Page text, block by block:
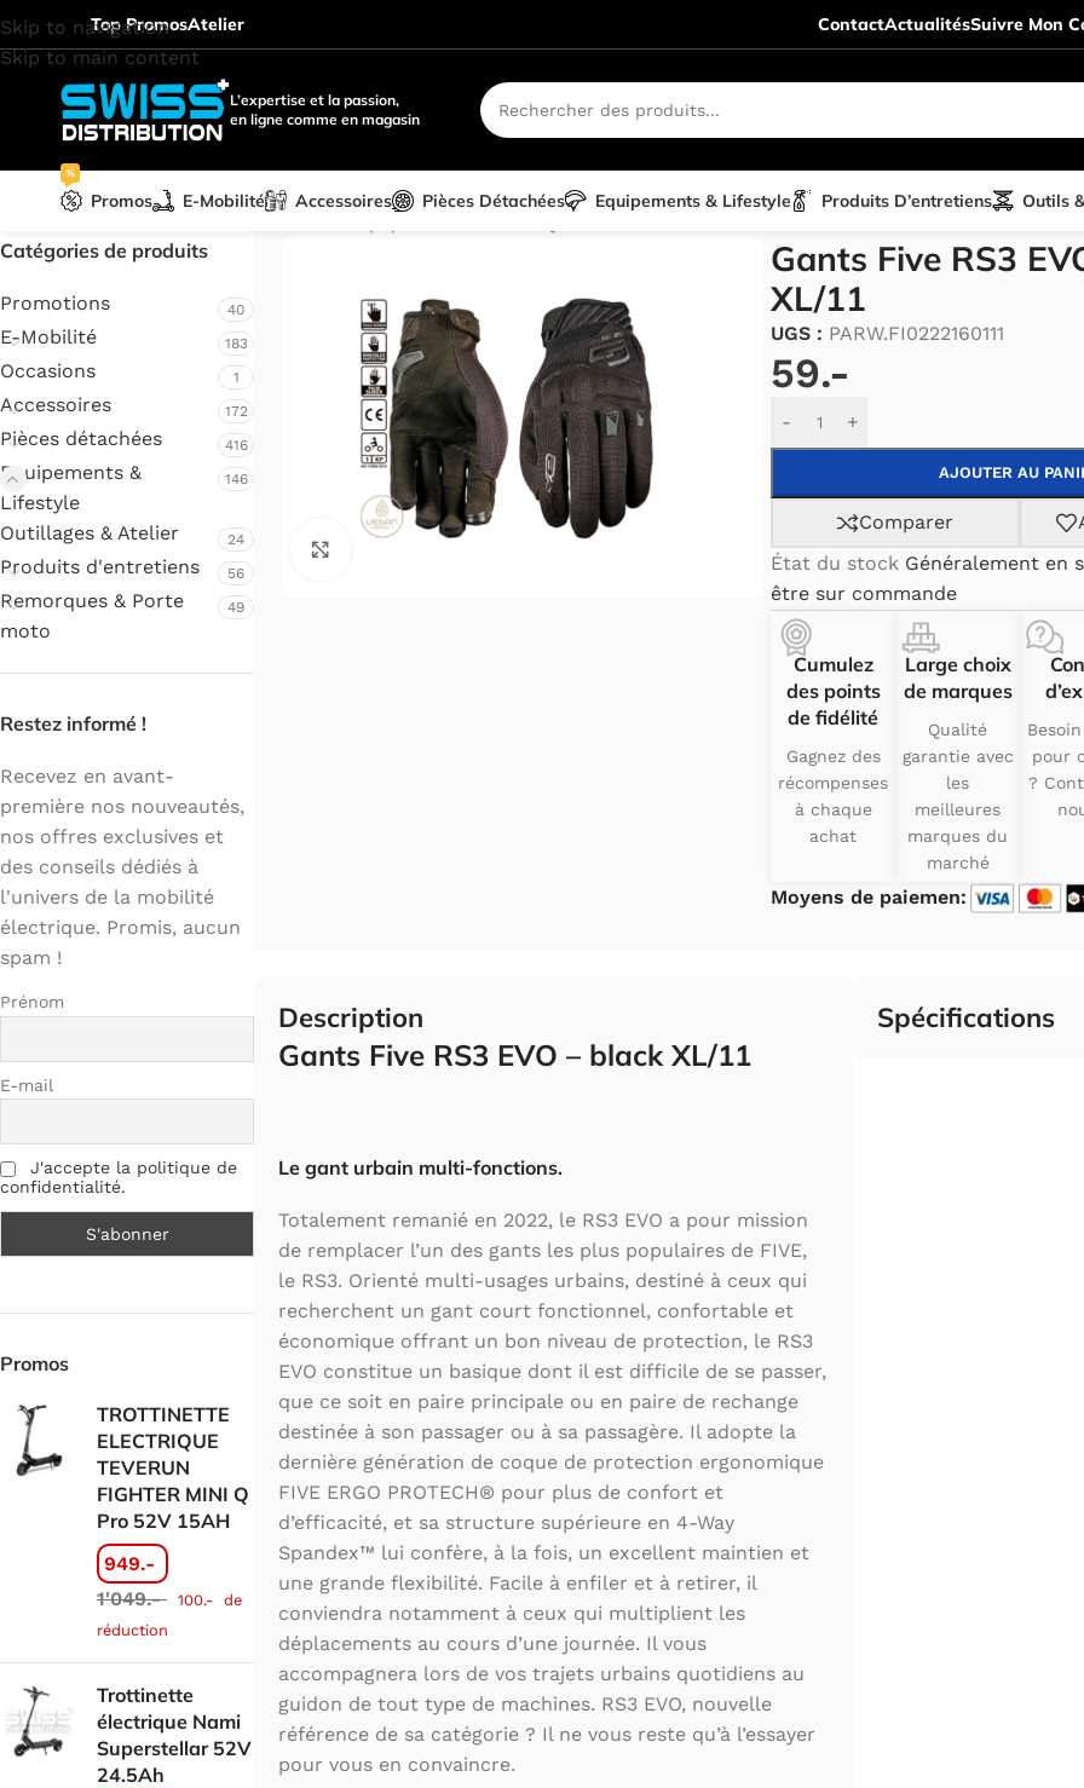
Skip to navigation
Skip to main content
Top PromosAtelier ContactActualitésSuivre Mon
L’expertise et la passion,
en ligne comme en magasin
Promos
%
E-Mobilité Accessoires Pièces Détachées Equipements & Lifestyle Produits D’entretiens Outils
Catégories de produits
Promotions 40
E-Mobilité 183
Occasions 1
Accessoires 172
Pièces détachées 416
Equipements &
Lifestyle
146
Outillages & Atelier 24
Produits d'entretiens 56
Remorques & Porte
moto
49
Restez informé !
Recevez en avant-
première nos nouveautés,
nos offres exclusives et
des conseils dédiés à
l'univers de la mobilité
électrique. Promis, aucun
spam !
Prénom
E-mail
J'accepte la politique de
confidentialité.
Promos
TROTTINETTE
ELECTRIQUE
TEVERUN
FIGHTER MINI Q
Pro 52V 15AH
949.-
1'049.- 100.- de
réduction
Trottinette
électrique Nami
Superstellar 52V
24.5Ah
Gants Five RS3
XL/11
UGS : PARW.FI0222160111
59.-
- +
AJOUTER AU
Alternative:
Comparer
État du stock Généralement en
être sur commande
Cumulez
des points
de fidélité
Gagnez des
récompenses
à chaque
achat
Large choix
de marques
Qualité
garantie avec
les
meilleures
marques du
marché
pour
?
Moyens de paiemen:
Description
Gants Five RS3 EVO – black XL/11
Le gant urbain multi-fonctions.
Totalement remanié en 2022, le RS3 EVO a pour mission
de remplacer l’un des gants les plus populaires de FIVE,
le RS3. Orienté multi-usages urbains, destiné à ceux qui
recherchent un gant court fonctionnel, confortable et
économique offrant un bon niveau de protection, le RS3
EVO constitue un basique dont il est difficile de se passer,
que ce soit en paire principale ou en paire de rechange
destinée à son passager ou à sa passagère. Il adopte la
dernière génération de coque de protection ergonomique
FIVE ERGO PROTECH® pour plus de confort et
d’efficacité, et sa structure supérieure en 4-Way
Spandex™ lui confère, à la fois, un excellent maintien et
une grande flexibilité. Facile à enfiler et à retirer, il
conviendra notamment à ceux qui multiplient les
déplacements au cours d’une journée. Il vous
accompagnera lors de vos trajets urbains quotidiens au
guidon de tout type de machines. RS3 EVO, nouvelle
référence de sa catégorie ? Il ne vous reste qu’à l’essayer
pour vous en convaincre.
Spécifications